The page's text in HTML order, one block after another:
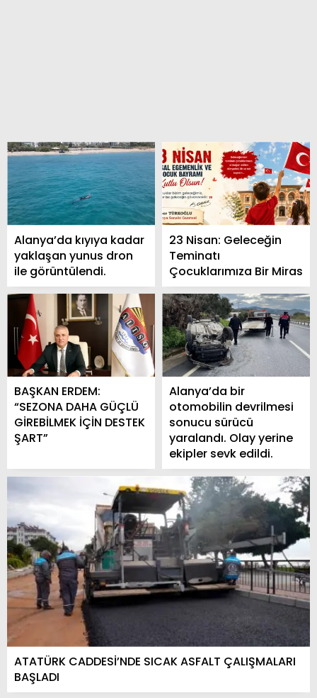
Alanya’da kıyıya kadar
yaklaşan yunus dron
ile görüntülendi.
23 Nisan: Geleceğin
Teminatı
Çocuklarımıza Bir Miras
BAŞKAN ERDEM:
“SEZONA DAHA GÜÇLÜ
GİREBİLMEK İÇİN DESTEK
ŞART”
Alanya’da bir
otomobilin devrilmesi
sonucu sürücü
yaralandı. Olay yerine
ekipler sevk edildi.
ATATÜRK CADDESİ’NDE SICAK ASFALT ÇALIŞMALARI
BAŞLADI